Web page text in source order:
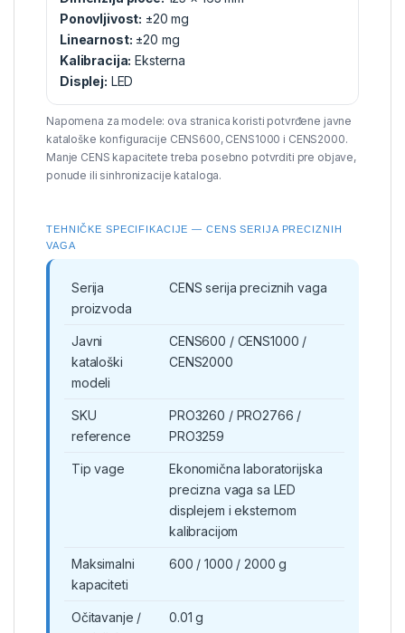
Ponovljivost: ±20 mg
Linearnost: ±20 mg
Kalibracija: Eksterna
Displej: LED
Napomena za modele: ova stranica koristi potvrđene javne
kataloške konfiguracije CENS600, CENS1000 i CENS2000.
Manje CENS kapacitete treba posebno potvrditi pre objave,
ponude ili sinhronizacije kataloga.
TEHNIČKE SPECIFIKACIJE — CENS SERIJA PRECIZNIH
VAGA
Serija
proizvoda
CENS serija preciznih vaga
Javni
kataloški
modeli
CENS600 / CENS1000 /
CENS2000
SKU
reference
PRO3260 / PRO2766 /
PRO3259
Tip vage
Ekonomična laboratorijska
precizna vaga sa LED
displejem i eksternom
kalibracijom
Maksimalni
kapaciteti
600 / 1000 / 2000 g
Očitavanje /
0.01 g